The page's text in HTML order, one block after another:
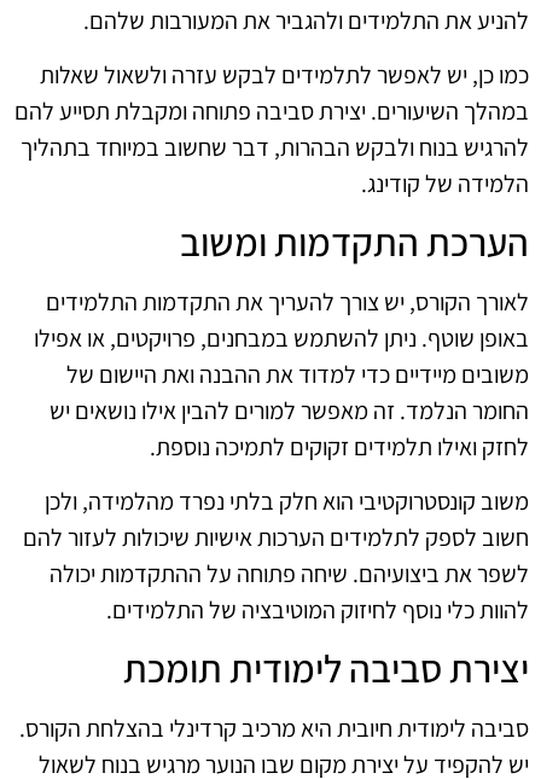
להניע את התלמידים ולהגביר את המעורבות שלהם.
כמו כן, יש לאפשר לתלמידים לבקש עזרה ולשאול שאלות
במהלך השיעורים. יצירת סביבה פתוחה ומקבלת תסייע להם
להרגיש בנוח ולבקש הבהרות, דבר שחשוב במיוחד בתהליך
הלמידה של קודינג.
הערכת התקדמות ומשוב
לאורך הקורס, יש צורך להעריך את התקדמות התלמידים
באופן שוטף. ניתן להשתמש במבחנים, פרויקטים, או אפילו
משובים מיידיים כדי למדוד את ההבנה ואת היישום של
החומר הנלמד. זה מאפשר למורים להבין אילו נושאים יש
לחזק ואילו תלמידים זקוקים לתמיכה נוספת.
משוב קונסטרוקטיבי הוא חלק בלתי נפרד מהלמידה, ולכן
חשוב לספק לתלמידים הערכות אישיות שיכולות לעזור להם
לשפר את ביצועיהם. שיחה פתוחה על ההתקדמות יכולה
להוות כלי נוסף לחיזוק המוטיבציה של התלמידים.
יצירת סביבה לימודית תומכת
סביבה לימודית חיובית היא מרכיב קרדינלי בהצלחת הקורס.
יש להקפיד על יצירת מקום שבו הנוער מרגיש בנוח לשאול